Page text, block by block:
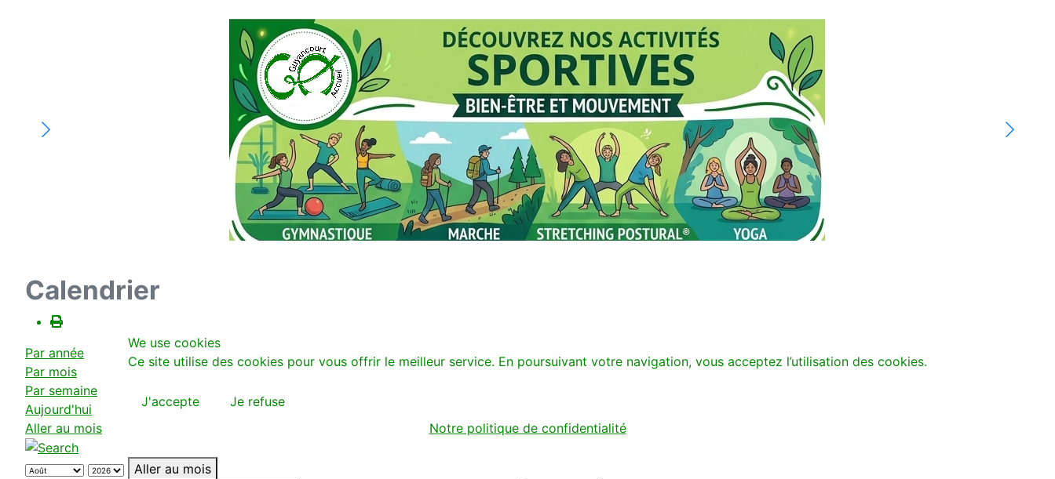
Calendrier
Par année
Par mois
Par semaine
Aujourd'hui
Aller au mois
Aller au mois
We use cookies
Ce site utilise des cookies pour vous offrir le meilleur service. En poursuivant votre navigation, vous acceptez l’utilisation des cookies.
J'accepte
Je refuse
Notre politique de confidentialité